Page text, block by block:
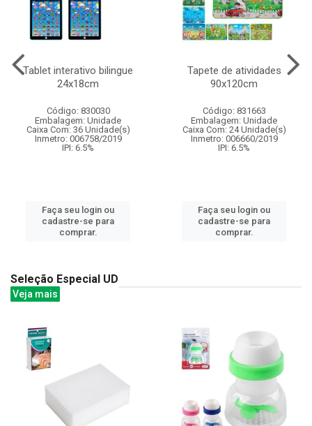
Tablet interativo bilingue
24x18cm
Código: 830030
Embalagem: Unidade
Caixa Com: 36 Unidade(s)
Inmetro: 006758/2019
IPI: 6.5%
Faça seu login ou
cadastre-se para
comprar.
Tapete de atividades
90x120cm
Código: 831663
Embalagem: Unidade
Caixa Com: 24 Unidade(s)
Inmetro: 006660/2019
IPI: 6.5%
Faça seu login ou
cadastre-se para
comprar.
Seleção Especial UD
Veja mais